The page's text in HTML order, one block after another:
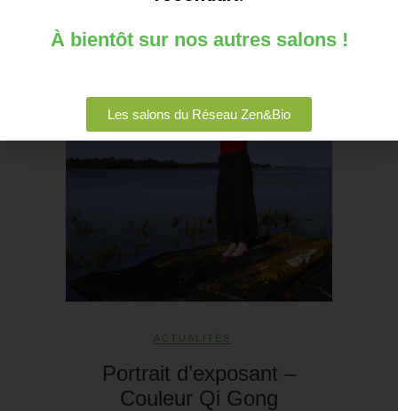
ACTUALITÉS
Portrait d’exposant –
Couleur Qi Gong
À bientôt sur nos autres salons !
Les salons du Réseau Zen&Bio